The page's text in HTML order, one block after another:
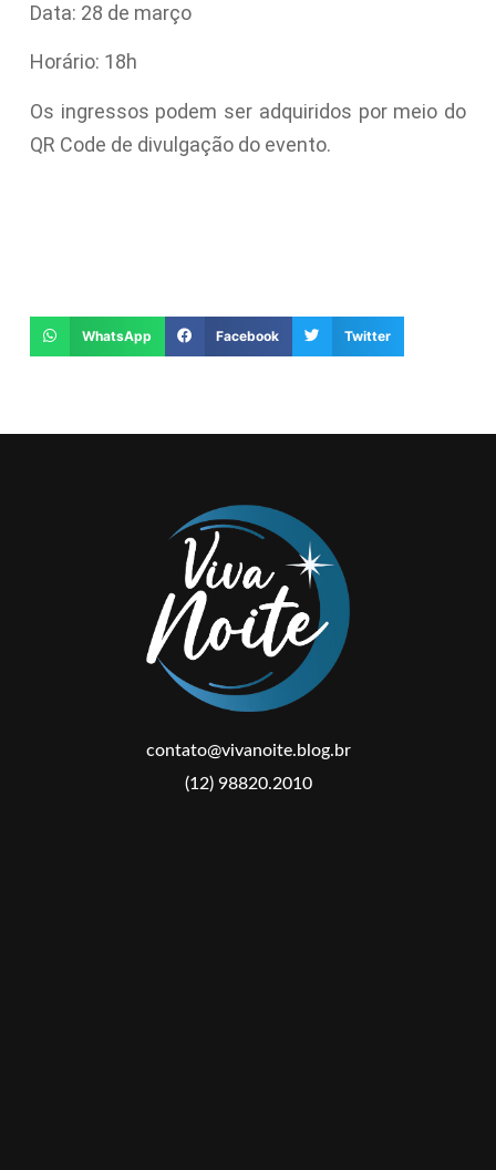
Data: 28 de março
Horário: 18h
Os ingressos podem ser adquiridos por meio do
QR Code de divulgação do evento.
WhatsApp Facebook Twitter
contato@vivanoite.blog.br
(12) 98820.2010